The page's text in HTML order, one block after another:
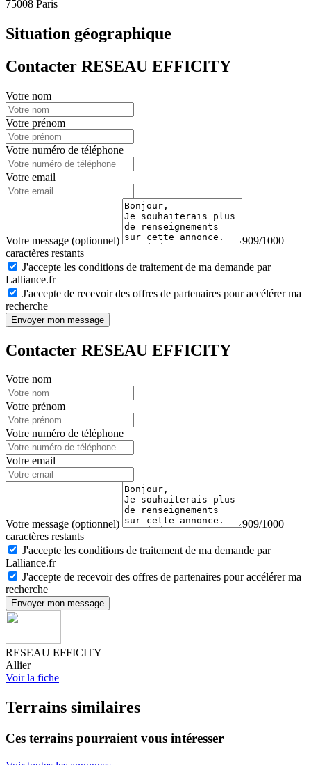
75008 Paris
Situation géographique
Contacter RESEAU EFFICITY
Votre nom
Votre prénom
Votre numéro de téléphone
Votre email
Votre message (optionnel)
909/1000
caractères restants
J'accepte les conditions de traitement de ma demande par
Lalliance.fr
J'accepte de recevoir des offres de partenaires pour accélérer ma
recherche
Envoyer mon message
Contacter RESEAU EFFICITY
Votre nom
Votre prénom
Votre numéro de téléphone
Votre email
Votre message (optionnel)
909/1000
caractères restants
J'accepte les conditions de traitement de ma demande par
Lalliance.fr
J'accepte de recevoir des offres de partenaires pour accélérer ma
recherche
Envoyer mon message
RESEAU EFFICITY
Allier
Voir la fiche
Terrains similaires
Ces terrains pourraient vous intéresser